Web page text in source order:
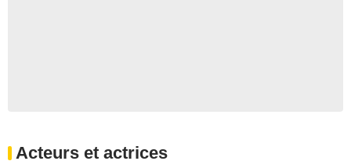
Acteurs et actrices